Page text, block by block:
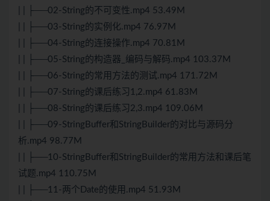
| | ├──02-String的不可变性.mp4 53.49M
| | ├──03-String的实例化.mp4 76.97M
| | ├──04-String的连接操作.mp4 70.81M
| | ├──05-String的构造器_编码与解码.mp4 103.37M
| | ├──06-String的常用方法的测试.mp4 171.72M
| | ├──07-String的课后练习1,2.mp4 61.83M
| | ├──08-String的课后练习2,3.mp4 109.06M
| | ├──09-StringBuffer和StringBuilder的对比与源码分
析.mp4 98.77M
| | ├──10-StringBuffer和StringBuilder的常用方法和课后笔
试题.mp4 110.75M
| | ├──11-两个Date的使用.mp4 51.93M